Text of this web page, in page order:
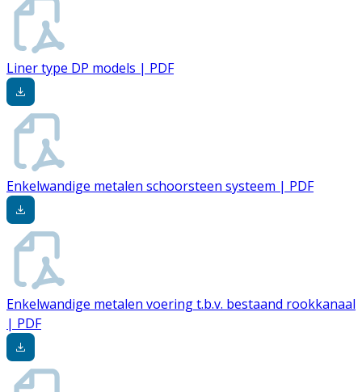
Liner type DP models | PDF
Enkelwandige metalen schoorsteen systeem | PDF
Enkelwandige metalen voering t.b.v. bestaand rookkanaal
| PDF